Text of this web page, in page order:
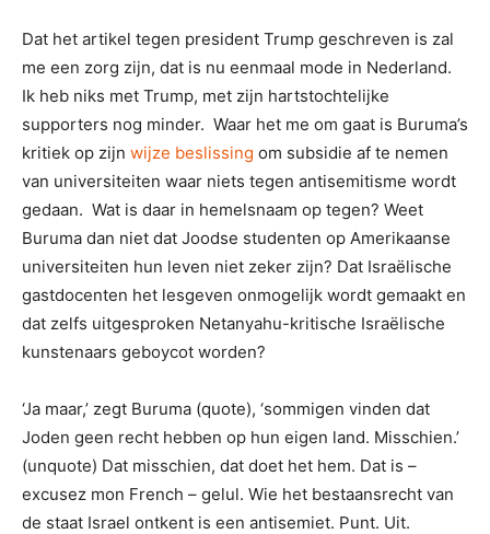
Dat het artikel tegen president Trump geschreven is zal
me een zorg zijn, dat is nu eenmaal mode in Nederland.
Ik heb niks met Trump, met zijn hartstochtelijke
supporters nog minder. Waar het me om gaat is Buruma’s
kritiek op zijn wijze beslissing om subsidie af te nemen
van universiteiten waar niets tegen antisemitisme wordt
gedaan. Wat is daar in hemelsnaam op tegen? Weet
Buruma dan niet dat Joodse studenten op Amerikaanse
universiteiten hun leven niet zeker zijn? Dat Israëlische
gastdocenten het lesgeven onmogelijk wordt gemaakt en
dat zelfs uitgesproken Netanyahu-kritische Israëlische
kunstenaars geboycot worden?
‘Ja maar,’ zegt Buruma (quote), ‘sommigen vinden dat
Joden geen recht hebben op hun eigen land. Misschien.’
(unquote) Dat misschien, dat doet het hem. Dat is –
excusez mon French – gelul. Wie het bestaansrecht van
de staat Israel ontkent is een antisemiet. Punt. Uit.